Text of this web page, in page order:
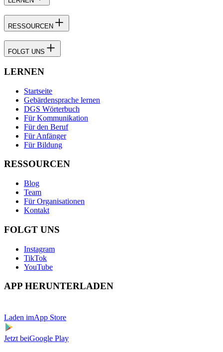
RESSOURCEN
FOLGT UNS
LERNEN
Startseite
Gebärdensprache lernen
DGS Wörterbuch
Für Kommunikation
Für den Beruf
Für Anfänger
Für Bildung
RESSOURCEN
Blog
Team
Für Organisationen
Kontakt
FOLGT UNS
Instagram
TikTok
YouTube
APP HERUNTERLADEN
Laden imApp Store
Jetzt beiGoogle Play